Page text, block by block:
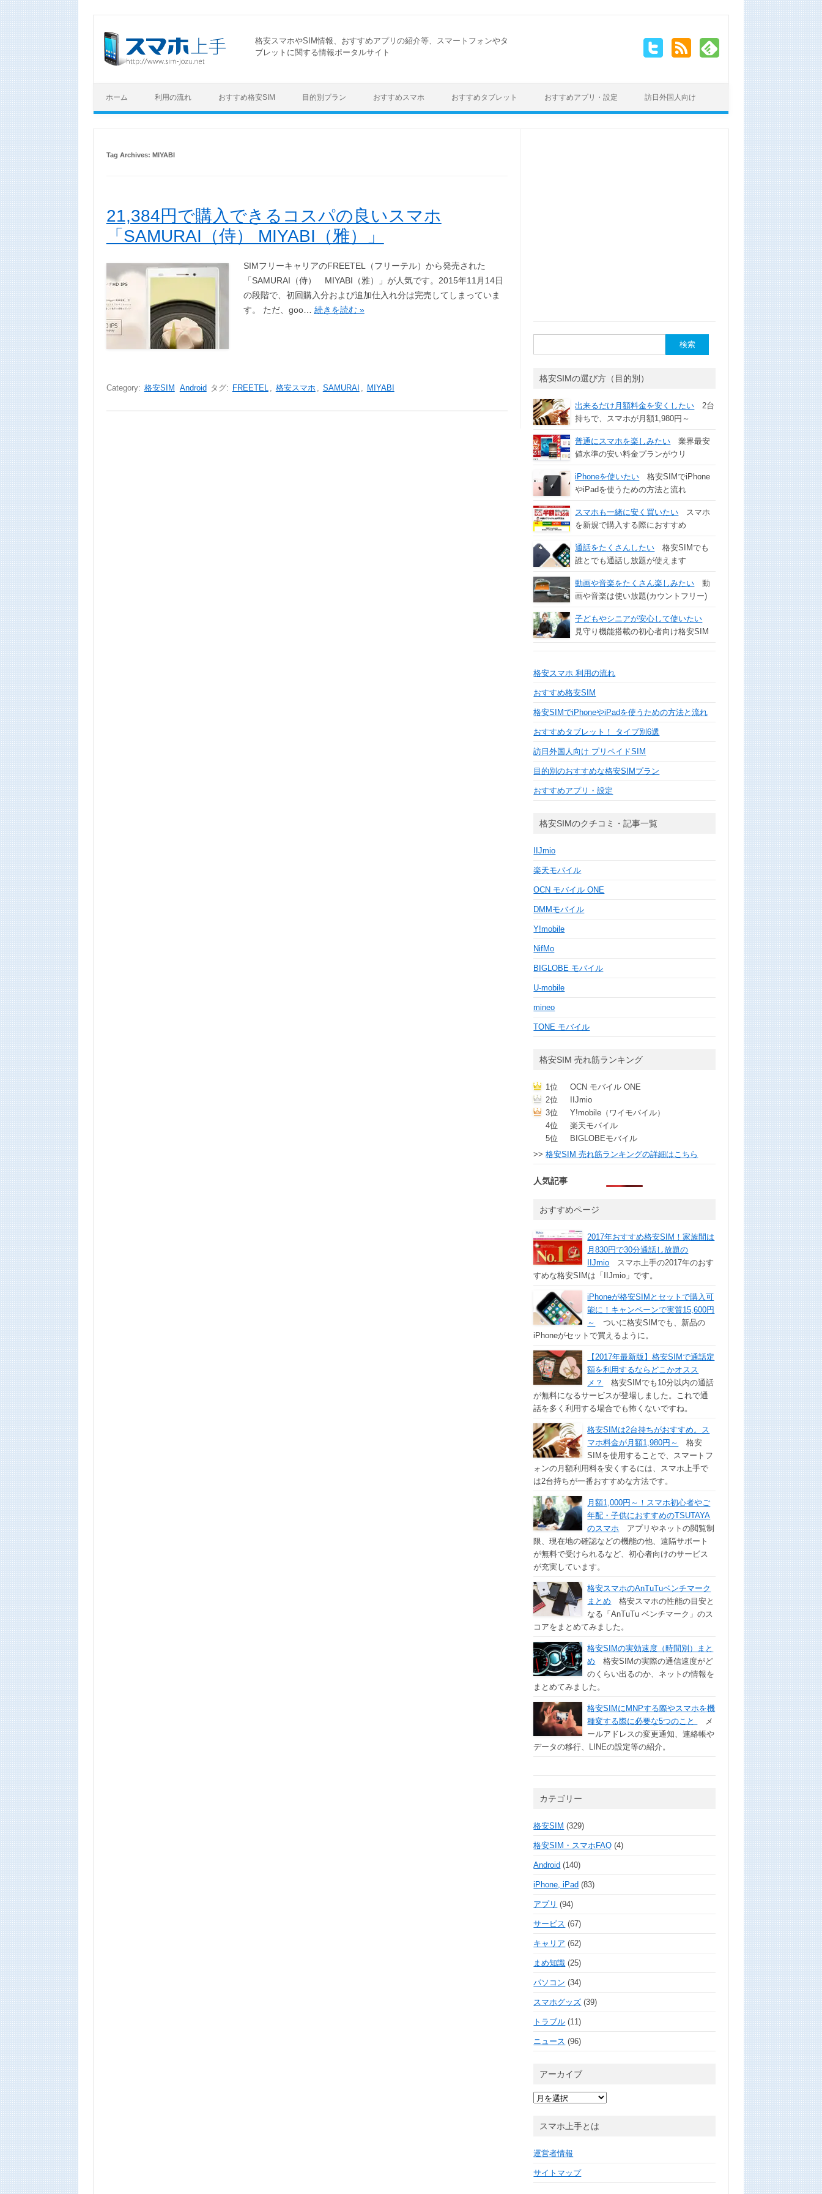
格安スマホやSIM情報、おすすめアプリの紹介等、スマートフォンやタ
ブレットに関する情報ポータルサイト
ホーム 利用の流れ おすすめ格安SIM 目的別プラン おすすめスマホ おすすめタブレット おすすめアプリ・設定 訪日外国人向け
Tag Archives: MIYABI
21,384円で購入できるコスパの良いスマホ
「SAMURAI（侍） MIYABI（雅）」
SIMフリーキャリアのFREETEL（フリーテル）から発売された
「SAMURAI（侍） MIYABI（雅）」が人気です。2015年11月14日
の段階で、初回購入分および追加仕入れ分は完売してしまっていま
す。 ただ、goo… 続きを読む »
Category: 格安SIM Android タグ: FREETEL , 格安スマホ , SAMURAI , MIYABI
索:
格安SIMの選び方（目的別）
出来るだけ月額料金を安くしたい 2台
持ちで、スマホが月額1,980円～
普通にスマホを楽しみたい 業界最安
値水準の安い料金プランがウリ
iPhoneを使いたい 格安SIMでiPhone
やiPadを使うための方法と流れ
スマホも一緒に安く買いたい スマホ
を新規で購入する際におすすめ
通話をたくさんしたい 格安SIMでも
誰とでも通話し放題が使えます
動画や音楽をたくさん楽しみたい 動
画や音楽は使い放題(カウントフリー)
子どもやシニアが安心して使いたい
見守り機能搭載の初心者向け格安SIM
格安スマホ 利用の流れ
おすすめ格安SIM
格安SIMでiPhoneやiPadを使うための方法と流れ
おすすめタブレット！ タイプ別6選
訪日外国人向け プリペイドSIM
目的別のおすすめな格安SIMプラン
おすすめアプリ・設定
格安SIMのクチコミ・記事一覧
IIJmio
楽天モバイル
OCN モバイル ONE
DMMモバイル
Y!mobile
NifMo
BIGLOBE モバイル
U-mobile
mineo
TONE モバイル
格安SIM 売れ筋ランキング
1位
OCN モバイル ONE
2位
IIJmio
3位
Y!mobile（ワイモバイル）
4位
楽天モバイル
5位
BIGLOBEモバイル
>>格安SIM 売れ筋ランキングの詳細はこちら
人気記事
おすすめページ
2017年おすすめ格安SIM！家族間は
月830円で30分通話し放題の
IIJmio スマホ上手の2017年のおす
すめな格安SIMは「IIJmio」です。
iPhoneが格安SIMとセットで購入可
能に！キャンペーンで実質15,600円
～
ついに格安SIMでも、新品の
iPhoneがセットで買えるように。
【2017年最新版】格安SIMで通話定
額を利用するならどこかオスス
メ？
格安SIMでも10分以内の通話
が無料になるサービスが登場しました。これで通
話を多く利用する場合でも怖くないですね。
格安SIMは2台持ちがおすすめ。ス
マホ料金が月額1,980円～
格安
SIMを使用することで、スマートフ
ォンの月額利用料を安くするには、スマホ上手で
は2台持ちが一番おすすめな方法です。
月額1,000円～！スマホ初心者やご
年配・子供におすすめのTSUTAYA
のスマホ アプリやネットの閲覧制
限、現在地の確認などの機能の他、遠隔サポート
が無料で受けられるなど、初心者向けのサービス
が充実しています。
格安スマホのAnTuTuベンチマーク
まとめ 格安スマホの性能の目安と
なる「AnTuTu ベンチマーク」のス
コアをまとめてみました。
格安SIMの実効速度（時間別）まと
め 格安SIMの実際の通信速度がど
のくらい出るのか、ネットの情報を
まとめてみました。
格安SIMにMNPする際やスマホを機
種変する際に必要な5つのこと
メ
ールアドレスの変更通知、連絡帳や
データの移行、LINEの設定等の紹介。
カテゴリー
格安SIM (329)
格安SIM・スマホFAQ (4)
Android (140)
iPhone, iPad (83)
アプリ (94)
サービス (67)
キャリア (62)
まめ知識 (25)
パソコン (34)
スマホグッズ (39)
トラブル (11)
ニュース (96)
アーカイブ
ア
ー
ブスマホ上手とは
運営者情報
サイトマップ